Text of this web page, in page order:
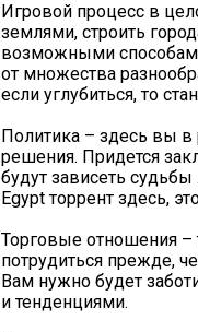
Игровой процесс в
землями, строить
возможными
от множества
если углубиться, то
Политика – здесь вы
решения. Придется
будут зависеть
Egypt торрент здесь,
Торговые отношения –
потрудиться прежде,
Вам нужно будет
и тенденциями.